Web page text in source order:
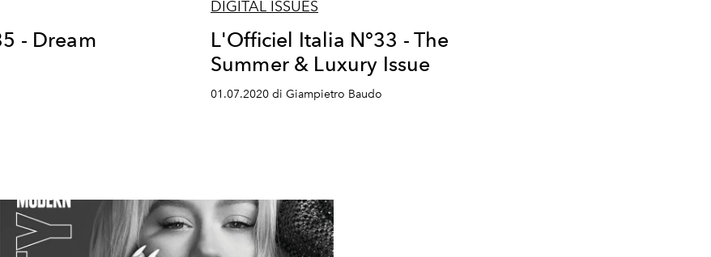
- Dream
DIGITAL ISSUES
L'Officiel Italia N°33 - The
Summer & Luxury Issue
01.07.2020 di Giampietro Baudo